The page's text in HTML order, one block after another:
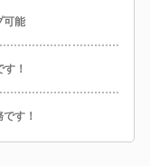
可能
！
す！